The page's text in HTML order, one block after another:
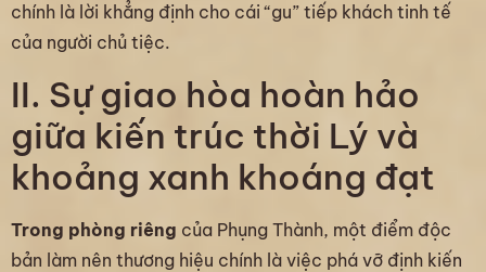
chính là lời khẳng định cho cái “gu” tiếp khách tinh tế
của người chủ tiệc.
II. Sự giao hòa hoàn hảo
giữa kiến trúc thời Lý và
khoảng xanh khoáng đạt
Trong phòng riêng của Phụng Thành, một điểm độc
bản làm nên thương hiệu chính là việc phá vỡ định kiến